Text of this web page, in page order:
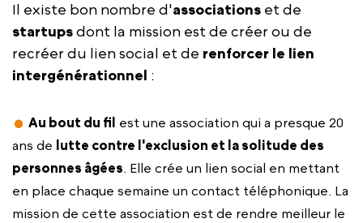
Il existe bon nombre d'associations et de
startupsdont la mission est de créer ou de
recréer du lien social et de renforcer le lien
intergénérationnel :
Au bout du fil
est une association qui a presque 20
ans de
lutte contre l'exclusion et la solitude des
personnes âgées. Elle crée un lien social en mettant
en place chaque semaine un contact téléphonique. La
mission de cette association est de rendre meilleur le